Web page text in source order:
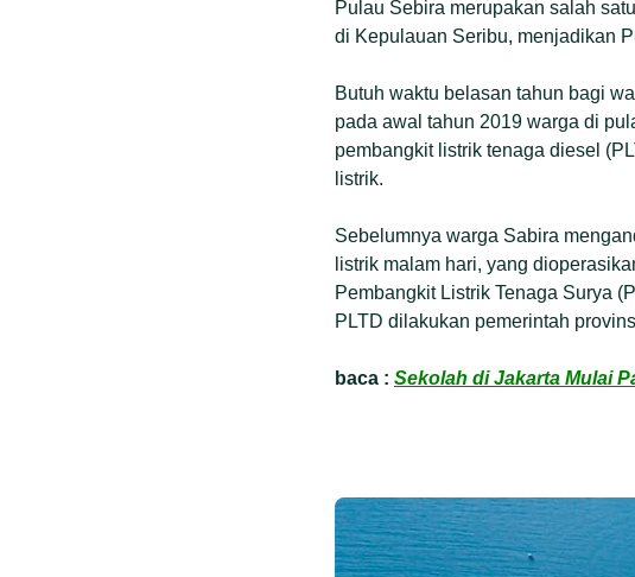
Pulau Sebira merupakan salah
di Kepulauan Seribu, menjadikan
Butuh waktu belasan tahun bagi
pada awal tahun 2019 warga di
pembangkit listrik tenaga diesel
listrik.
Sebelumnya warga Sabira
listrik malam hari, yang
Pembangkit Listrik Tenaga Surya
PLTD dilakukan pemerintah
baca : Sekolah di Jakarta Mulai